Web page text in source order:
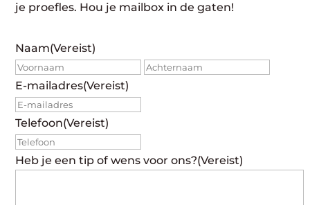
je proefles. Hou je mailbox in de gaten!
Naam(Vereist)
Voornaam
E-mailadres(Vereist)
Telefoon(Vereist)
Heb je een tip of wens voor ons?(Vereist)